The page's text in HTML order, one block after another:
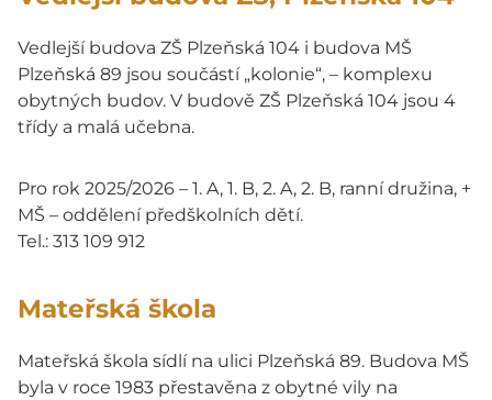
Vedlejší budova ZŠ Plzeňská 104 i budova MŠ
Plzeňská 89 jsou součástí „kolonie“, – komplexu
obytných budov. V budově ZŠ Plzeňská 104 jsou 4
třídy a malá učebna.
Pro rok 2025/2026 – 1. A, 1. B, 2. A, 2. B, ranní družina, +
MŠ – oddělení předškolních dětí.
Tel.: 313 109 912
Mateřská škola
Mateřská škola sídlí na ulici Plzeňská 89. Budova MŠ
byla v roce 1983 přestavěna z obytné vily na